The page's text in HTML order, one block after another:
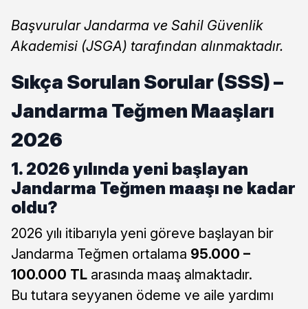
Başvurular Jandarma ve Sahil Güvenlik
Akademisi (JSGA) tarafından alınmaktadır.
Sıkça Sorulan Sorular (SSS) –
Jandarma Teğmen Maaşları
2026
1. 2026 yılında yeni başlayan
Jandarma Teğmen maaşı ne kadar
oldu?
2026 yılı itibarıyla yeni göreve başlayan bir
Jandarma Teğmen ortalama 95.000 –
100.000 TL arasında maaş almaktadır.
Bu tutara seyyanen ödeme ve aile yardımı